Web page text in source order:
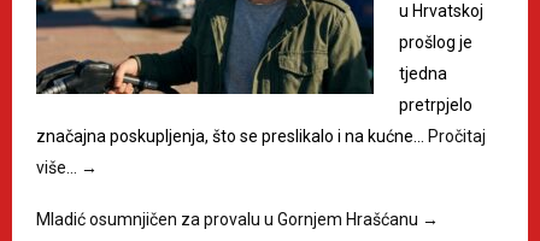
u Hrvatskoj
prošlog je
tjedna
pretrpjelo
značajna poskupljenja, što se preslikalo i na kućne… Pročitaj
više… →
Mladić osumnjičen za provalu u Gornjem Hrašćanu →